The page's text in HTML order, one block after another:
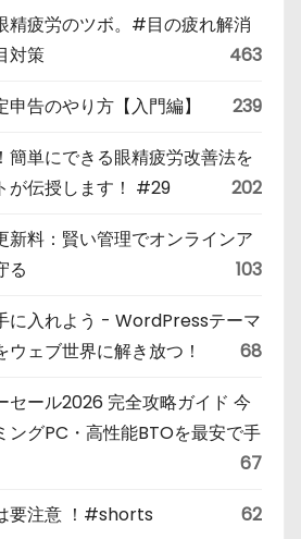
精疲労のツボ。#目の疲れ解消
対策
463
告のやり方【入門編】 239
簡単にできる眼精疲労改善法を
が伝授します！ #29
202
新料：賢い管理でオンラインア
る
103
に入れよう - WordPressテーマ
ウェブ世界に解き放つ！
68
セール2026 完全攻略ガイド 今
ングPC・高性能BTOを最安で手
67
要注意 ！#shorts 62